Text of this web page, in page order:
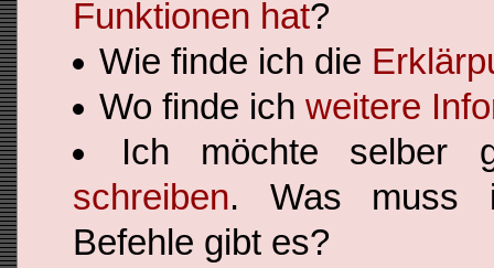
Funktionen hat?
Wie finde ich die
Wo finde ichweitere
Ich möchte selber
schreiben. Was muss
Befehle gibt es?